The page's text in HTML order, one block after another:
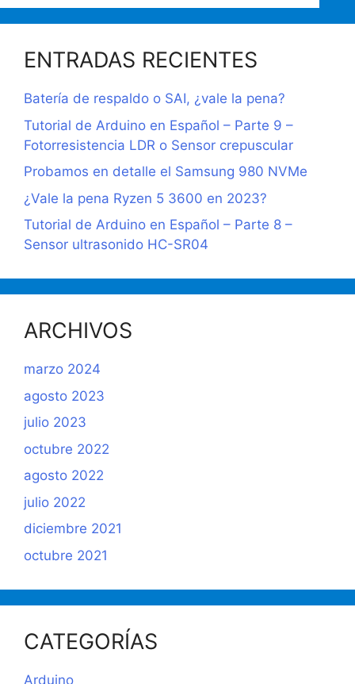
ENTRADAS RECIENTES
Batería de respaldo o SAI, ¿vale la pena?
Tutorial de Arduino en Español – Parte 9 –
Fotorresistencia LDR o Sensor crepuscular
Probamos en detalle el Samsung 980 NVMe
¿Vale la pena Ryzen 5 3600 en 2023?
Tutorial de Arduino en Español – Parte 8 –
Sensor ultrasonido HC-SR04
ARCHIVOS
marzo 2024
agosto 2023
julio 2023
octubre 2022
agosto 2022
julio 2022
diciembre 2021
octubre 2021
CATEGORÍAS
Arduino